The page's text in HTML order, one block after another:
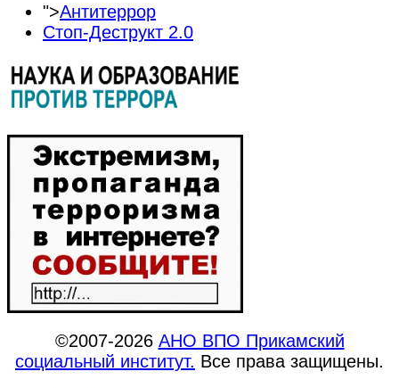
">Антитеррор
Стоп-Деструкт 2.0
©2007-2026 АНО ВПО Прикамский
социальный институт. Все права защищены.